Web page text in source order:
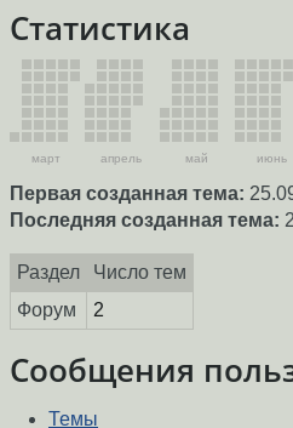
Статистика
март апрель май июнь
Первая созданная тема:
Последняя созданная тема:
Раздел
Число тем
Форум
2
Сообщения
Темы